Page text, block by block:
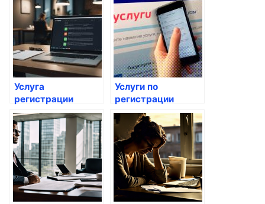
Услуга
регистрации
бизнеса: что
нужно знать
Услуги по
регистрации
предпринимательской
деятельности